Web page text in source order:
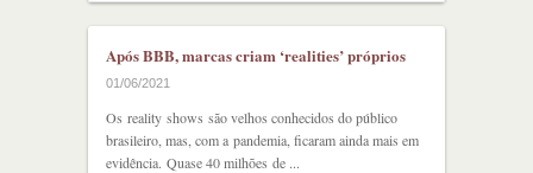
Após BBB, marcas criam ‘realities’ próprios
01/06/2021
Os reality shows são velhos conhecidos do público
brasileiro, mas, com a pandemia, ficaram ainda mais em
evidência. Quase 40 milhões de ...